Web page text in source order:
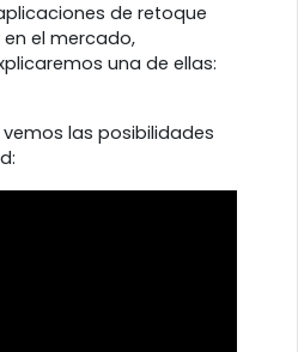
de retoque
el mercado,
una de ellas:
las posibilidades